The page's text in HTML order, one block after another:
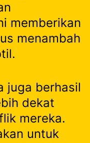
memberikan
menambah
juga berhasil
dekat
mereka.
untuk